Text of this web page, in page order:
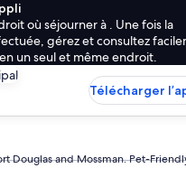
où séjourner à . Une fois la
gérez et consultez
un seul et même endroit.
Télécharger
Douglas and Mossman. Pet-